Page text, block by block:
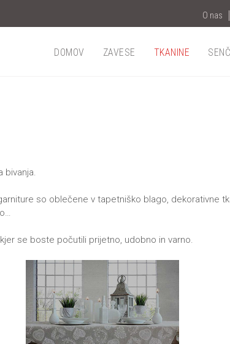
O nas
DOMOV ZAVESE TKANINE
bivanja.
so oblečene v tapetniško blago, dekorativne
se boste počutili prijetno, udobno in varno.